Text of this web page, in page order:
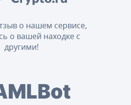
о нашем сервисе,
о вашей находке с
другими!